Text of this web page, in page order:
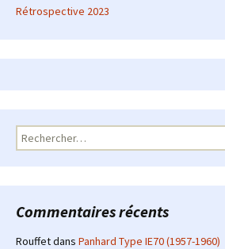
Rétrospective 2023
Rechercher :
Commentaires récents
Rouffetdans Panhard Type IE70 (1957-1960)